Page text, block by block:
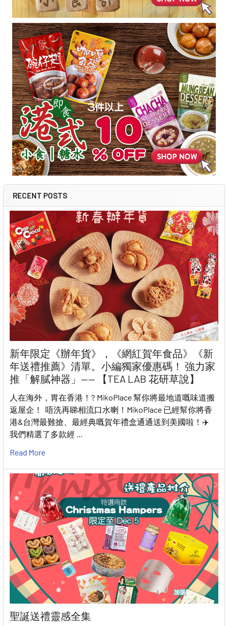
RECENT POSTS
新年限定《辦年貨》，《網紅賀年食品》《新
年送禮推薦》清單。小編獨家優惠碼！ 強力家
推「解膩神器」—— 【TEA LAB 花研草說】
人在海外，胃在香港！? MikoPlace 幫你將最地道嘅味道搬
返屋企！ 唔洗再睇相流口水喇！MikoPlace 已經幫你將香
港&台灣最難搶、最經典嘅賀年禮盒通通送到美國啦！✈️
我們精選了多款經 …
Read More
聖誕送禮靈感全集